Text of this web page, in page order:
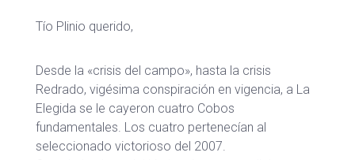
Tío Plinio querido,
Desde la «crisis del campo», hasta la crisis
Redrado, vigésima conspiración en vigencia, a La
Elegida se le cayeron cuatro Cobos
fundamentales. Los cuatro pertenecían al
seleccionado victorioso del 2007.